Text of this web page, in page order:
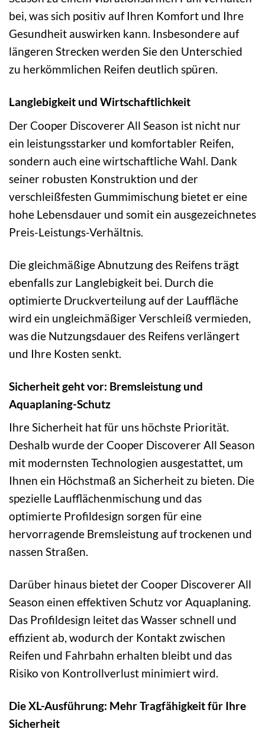
bei, was sich positiv auf Ihren Komfort und Ihre
Gesundheit auswirken kann. Insbesondere auf
längeren Strecken werden Sie den Unterschied
zu herkömmlichen Reifen deutlich spüren.
Langlebigkeit und Wirtschaftlichkeit
Der Cooper Discoverer All Season ist nicht nur
ein leistungsstarker und komfortabler Reifen,
sondern auch eine wirtschaftliche Wahl. Dank
seiner robusten Konstruktion und der
verschleißfesten Gummimischung bietet er eine
hohe Lebensdauer und somit ein ausgezeichnetes
Preis-Leistungs-Verhältnis.
Die gleichmäßige Abnutzung des Reifens trägt
ebenfalls zur Langlebigkeit bei. Durch die
optimierte Druckverteilung auf der Lauffläche
wird ein ungleichmäßiger Verschleiß vermieden,
was die Nutzungsdauer des Reifens verlängert
und Ihre Kosten senkt.
Sicherheit geht vor: Bremsleistung und
Aquaplaning-Schutz
Ihre Sicherheit hat für uns höchste Priorität.
Deshalb wurde der Cooper Discoverer All Season
mit modernsten Technologien ausgestattet, um
Ihnen ein Höchstmaß an Sicherheit zu bieten. Die
spezielle Laufflächenmischung und das
optimierte Profildesign sorgen für eine
hervorragende Bremsleistung auf trockenen und
nassen Straßen.
Darüber hinaus bietet der Cooper Discoverer All
Season einen effektiven Schutz vor Aquaplaning.
Das Profildesign leitet das Wasser schnell und
effizient ab, wodurch der Kontakt zwischen
Reifen und Fahrbahn erhalten bleibt und das
Risiko von Kontrollverlust minimiert wird.
Die XL-Ausführung: Mehr Tragfähigkeit für Ihre
Sicherheit